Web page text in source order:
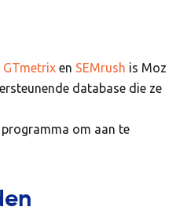
GTmetrix en SEMrush is Moz
database die ze
om aan te